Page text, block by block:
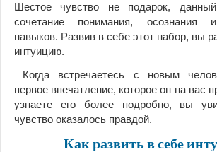
Шестое чувство не подарок,
сочетание понимания, осознания и
навыков. Развив в себе этот набор, вы
интуицию.
Когда встречаетесь с новым
первое впечатление, которое он на вас
узнаете его более подробно, вы
чувство оказалось правдой.
Как развить в себе